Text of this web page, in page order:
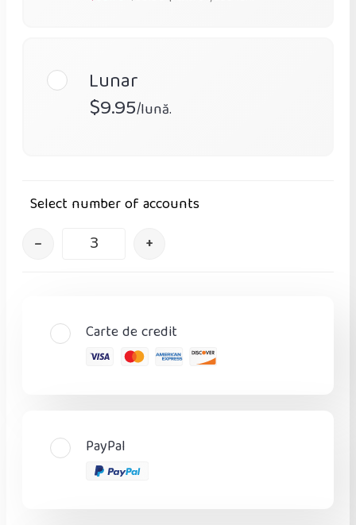
Lunar
$9.95/lună.
Select number of accounts
– +
Carte de credit
PayPal